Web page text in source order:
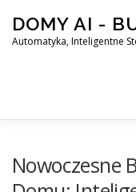
content
DOMY AI -
Automatyka, Inteligentne
Nowoczesne